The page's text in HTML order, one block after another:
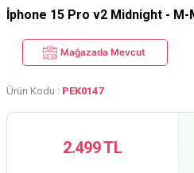
İphone 15 Pro v2 Midnight - M-
Mağazada Mevcut
Ürün Kodu : PEK0147
2.499 TL